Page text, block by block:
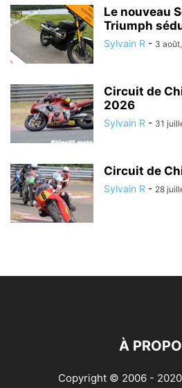
Le nouveau
Triumph
Sylvain R - 3
Circuit de
2026
Sylvain R - 31
Circuit de
Sylvain R - 28
À
Copyright © 2006 -